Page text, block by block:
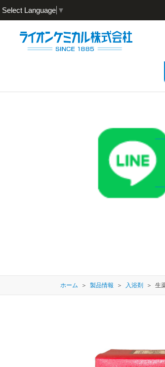
Select Language ▼
ホーム 製品情報 入浴剤 生